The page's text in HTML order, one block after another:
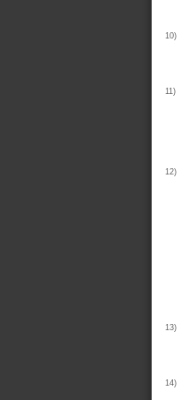
10)
11)
12)
13)
14)